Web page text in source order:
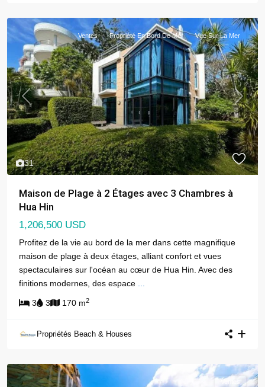
31
Previous Next
Ventes Propriété En Bord De Mer Vue Sur La Mer
Maison de Plage à 2 Étages avec 3 Chambres à
Hua Hin
1,206,500 USD
Profitez de la vie au bord de la mer dans cette magnifique
maison de plage à deux étages, alliant confort et vues
spectaculaires sur l'océan au cœur de Hua Hin. Avec des
finitions modernes, des espace
3 3 170 m2
Propriétés Beach & Houses
Ventes